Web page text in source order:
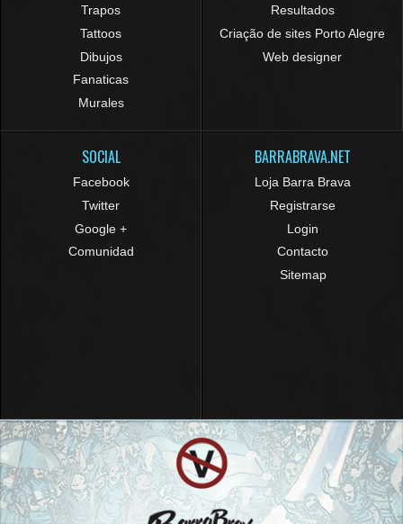
Trapos
Tattoos
Dibujos
Fanaticas
Murales
Resultados
Criação de sites Porto Alegre
Web designer
SOCIAL
Facebook
Twitter
Google +
Comunidad
BARRABRAVA.NET
Loja Barra Brava
Registrarse
Login
Contacto
Sitemap